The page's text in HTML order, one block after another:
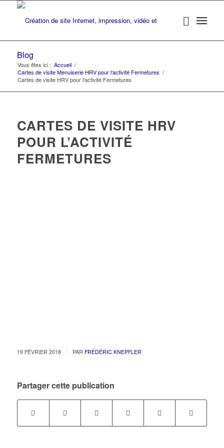
Blog
Vous êtes ici : Accueil /
Cartes de visite Menuiserie HRV pour l’activité Fermetures /
Cartes de visite HRV pour l’activité Fermetures
CARTES DE VISITE HRV
POUR L’ACTIVITÉ
FERMETURES
19 FÉVRIER 2018 / PAR FRÉDÉRIC KNEPFLER
Partager cette publication